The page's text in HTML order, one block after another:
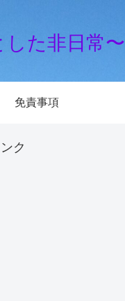
た非日常〜
免責事項
ク